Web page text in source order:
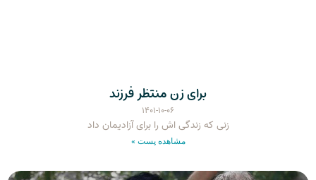
برای زن منتظر فرزند
۱۴۰۱-۱۰-۰۶
زنی که زندگی اش را برای آزادیمان داد
مشاهده پست »